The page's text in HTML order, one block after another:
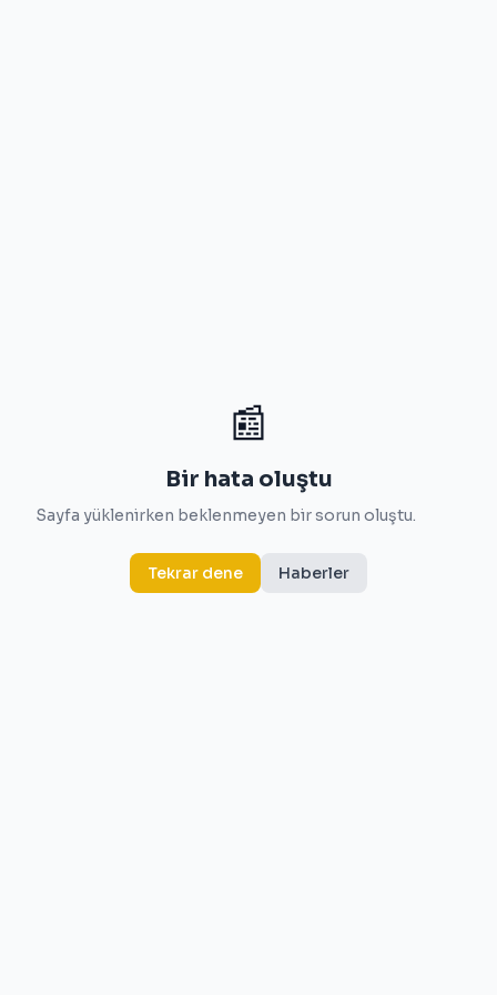
📰
Bir hata oluştu
Sayfa yüklenirken beklenmeyen bir sorun oluştu.
Tekrar dene Haberler